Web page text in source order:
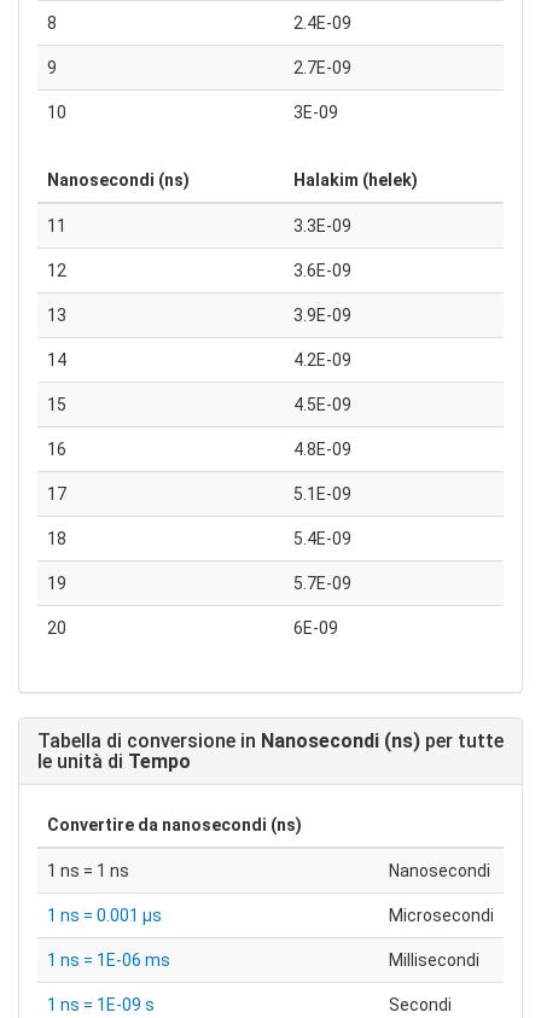
8 2.4E-09
9 2.7E-09
10 3E-09
Nanosecondi (ns) Halakim (helek)
11 3.3E-09
12 3.6E-09
13 3.9E-09
14 4.2E-09
15 4.5E-09
16 4.8E-09
17 5.1E-09
18 5.4E-09
19 5.7E-09
20 6E-09
Tabella di conversione in Nanosecondi (ns) per tutte
le unità di Tempo
Convertire da nanosecondi (ns)
1 ns = 1 ns Nanosecondi
1 ns = 0.001 μs Microsecondi
1 ns = 1E-06 ms Millisecondi
1 ns = 1E-09 s Secondi